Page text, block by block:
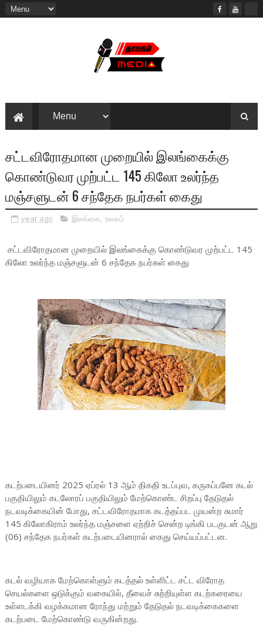
சட்டவிரோதமான முறையில் இலங்கைக்கு
கொண்டுவர முற்பட்ட 145 கிலோ உலர்ந்த
மஞ்சளுடன் 6 சந்தேக நபர்கள் கைது
year ago இலங்கை, உலகம்
சட்டவிரோதமான முறையில் இலங்கைக்கு கொண்டுவர முற்பட்ட 145
கிலோ உலர்ந்த மஞ்சளுடன் 6 சந்தேக நபர்கள் கைது
கடற்படையினர் 2025 ஏப்ரல் 13 ஆம் திகதி உடப்புவ, கருகப்பனே கடல்
பகுதியிலும் கடலோரப் பகுதியிலும் மேற்கொண்ட சிறப்பு தேடுதல்
நடவடிக்கையின் போது, சட்டவிரோதமாக கடத்தப்பட முயன்ற சுமார்
145 கிலோகிராம் உலர்ந்த மஞ்சளை ஏற்றிச் சென்ற டிங்கி படகுடன் ஆறு
(06) சந்தேக நபர்கள் கடற்படையினரால் கைது செய்யப்பட்டன.
கடல் வழியாக மேற்கொள்ளும் கடத்தல் உள்ளிட்ட சட்ட விரோத
செயல்களை ஒடுக்கும் வகையில், தீவைச் சுற்றியுள்ள கடற்கரையை
உள்ளடக்கி வழக்கமான ரோந்து மற்றும் தேடுதல் நடவடிக்கைகளை
கடற்படை மேற்கொண்டு வருகின்றது.